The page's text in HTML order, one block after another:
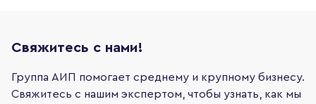
Свяжитесь с нами!
Группа АИП помогает среднему и крупному бизнесу.
Свяжитесь с нашим экспертом, чтобы узнать, как мы